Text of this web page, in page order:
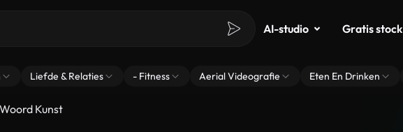
AI-studio Gratis stock
Liefde & Relaties - Fitness Aerial Videografie Eten En Drinken
Woord Kunst